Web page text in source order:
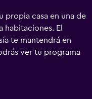
propia casa en una de
habitaciones. El
te mantendrá en
ver tu programa
cable. El baño
gratuitos y